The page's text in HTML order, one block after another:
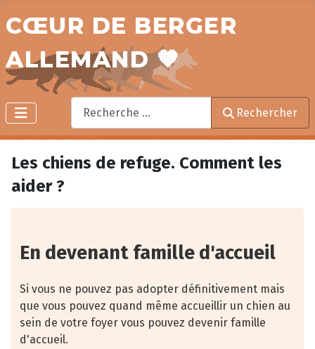
CŒUR DE BERGER
ALLEMAND 🧡
Rechercher
Rechercher
Les chiens de refuge. Comment les
aider ?
En devenant famille d'accueil
Si vous ne pouvez pas adopter définitivement mais
que vous pouvez quand même accueillir un chien au
sein de votre foyer vous pouvez devenir famille
d'accueil.